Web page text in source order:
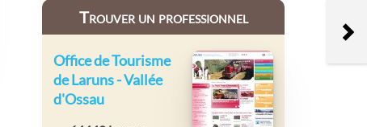
Trouver un professionnel
Office de Tourisme
de Laruns - Vallée
d'Ossau